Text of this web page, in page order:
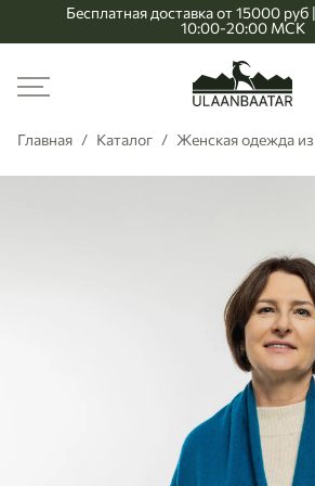
Бесплатная доставка от 15000
10:00-20:00 МСК
Меню
Главная
Главная Каталог Женская одежда